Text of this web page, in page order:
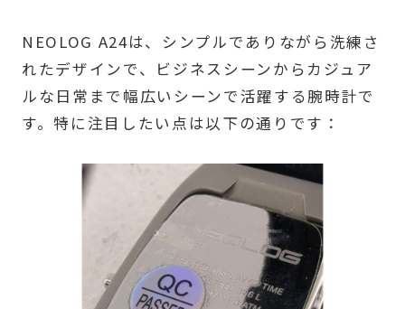
NEOLOG A24は、シンプルでありながら洗練さ
れたデザインで、ビジネスシーンからカジュア
ルな日常まで幅広いシーンで活躍する腕時計で
す。特に注目したい点は以下の通りです：